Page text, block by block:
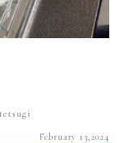
February 13,2024